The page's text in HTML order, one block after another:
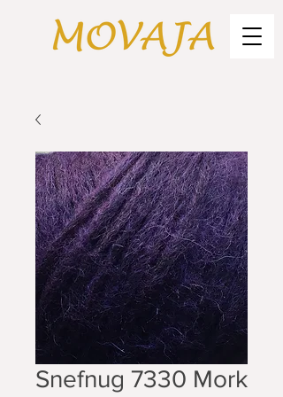
Snefnug 7330 Mork